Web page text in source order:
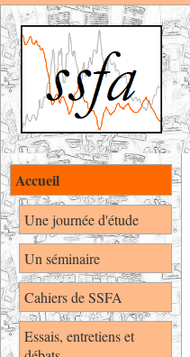
Accueil
Une journée d'étude
Un séminaire
Cahiers de SSFA
Essais, entretiens et